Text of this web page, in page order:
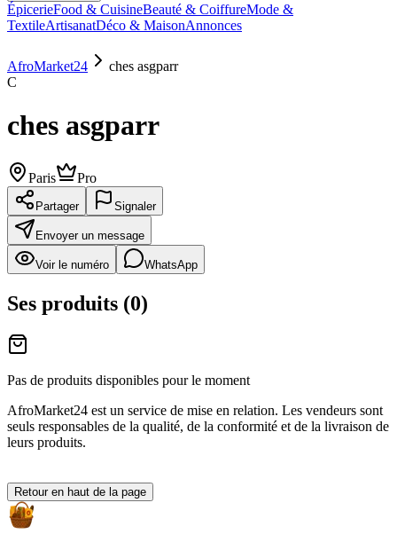
ÉpicerieFood & CuisineBeauté & CoiffureMode &
TextileArtisanatDéco & MaisonAnnonces
AfroMarket24
ches asgparr
C
ches asgparr
Paris Pro
Partager Signaler
Envoyer un message
Voir le numéro WhatsApp
Ses produits (0)
Pas de produits disponibles pour le moment
AfroMarket24 est un service de mise en relation. Les vendeurs sont
seuls responsables de la qualité, de la conformité et de la livraison de
leurs produits.
Retour en haut de la page